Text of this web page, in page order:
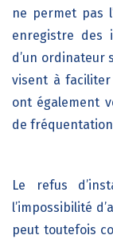
ne permet pas
enregistre des
d’un ordinateur
visent à
ont également
de
Le refus
l’impossibilité
peut toutefois